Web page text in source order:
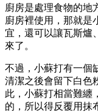
廚房是處理食物的地
廚房裡使用，那就是
宜，還可以讓瓦斯爐
來了。
不過，小蘇打有一個
清潔之後會留下白色
此，小蘇打相當難纏
的，所以得反覆用抹